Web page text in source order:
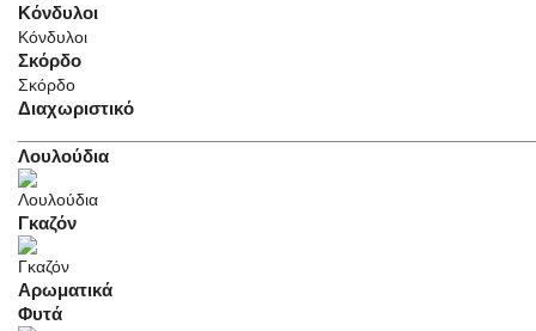
Κόνδυλοι
Κόνδυλοι
Σκόρδο
Σκόρδο
Διαχωριστικό
Λουλούδια
Γκαζόν
Αρωματικά
Φυτά